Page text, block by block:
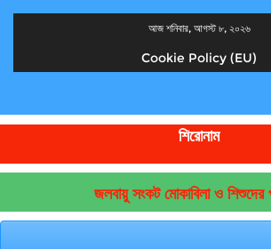
আজ শনিবার, আগস্ট ৮, ২০২৬
Cookie Policy (EU)
শিরোনাম
জলবায়ু সংকট মোকাবিলা ও শিশুদের